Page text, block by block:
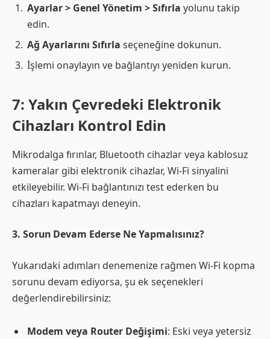
Ayarlar > Genel Yönetim > Sıfırla yolunu takip
edin.
Ağ Ayarlarını Sıfırla seçeneğine dokunun.
İşlemi onaylayın ve bağlantıyı yeniden kurun.
7: Yakın Çevredeki Elektronik
Cihazları Kontrol Edin
Mikrodalga fırınlar, Bluetooth cihazlar veya kablosuz
kameralar gibi elektronik cihazlar, Wi-Fi sinyalini
etkileyebilir. Wi-Fi bağlantınızı test ederken bu
cihazları kapatmayı deneyin.
3. Sorun Devam Ederse Ne Yapmalısınız?
Yukarıdaki adımları denemenize rağmen Wi-Fi kopma
sorunu devam ediyorsa, şu ek seçenekleri
değerlendirebilirsiniz:
Modem veya Router Değişimi: Eski veya yetersiz